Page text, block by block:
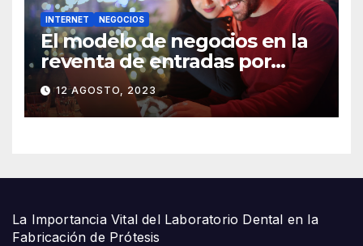
INTERNET NEGOCIOS
El modelo de negocios en la
reventa de entradas por
internet
12 AGOSTO, 2023
La Importancia Vital del Laboratorio Dental en la
Fabricación de Prótesis